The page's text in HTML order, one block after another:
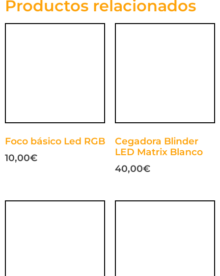
Productos relacionados
Foco básico Led RGB
10,00€
Cegadora Blinder
LED Matrix Blanco
40,00€